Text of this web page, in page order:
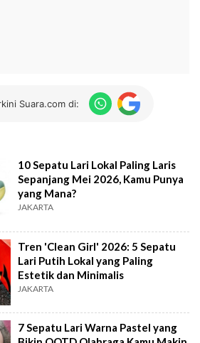
Suara.com di:
10 Sepatu Lari Lokal Paling Laris
Sepanjang Mei 2026, Kamu Punya
yang Mana?
JAKARTA
Tren 'Clean Girl' 2026: 5 Sepatu
Lari Putih Lokal yang Paling
Estetik dan Minimalis
JAKARTA
7 Sepatu Lari Warna Pastel yang